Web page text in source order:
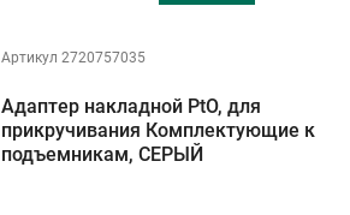
Артикул 2720757035
Адаптер накладной PtO, для
прикручивания Комплектующие к
подъемникам, СЕРЫЙ